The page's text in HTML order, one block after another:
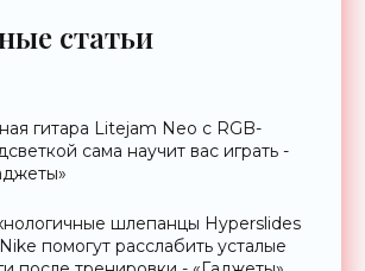
статьи
гитара Litejam Neo с RGB-
сама научит вас играть -
шлепанцы Hyperslides
помогут расслабить усталые